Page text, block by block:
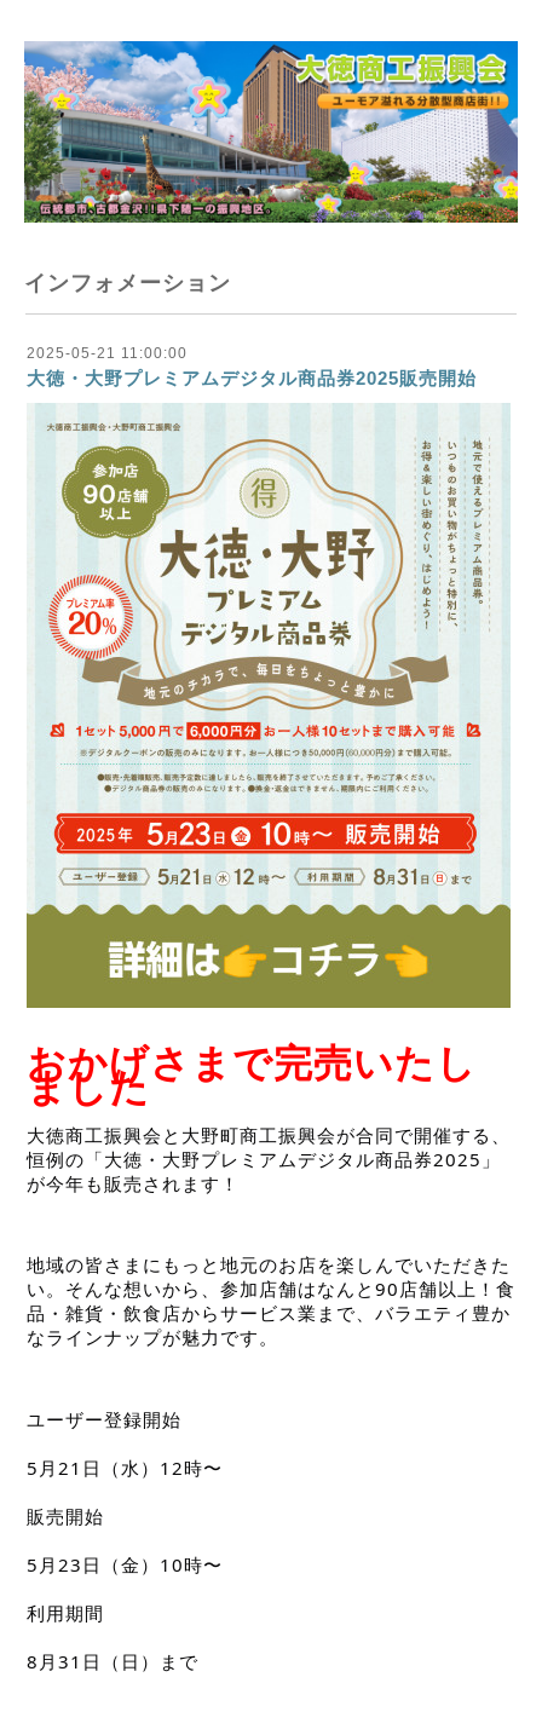
インフォメーション
2025-05-21 11:00:00
大徳・大野プレミアムデジタル商品券2025販売開始
おかげさまで完売いたし
ました
大徳商工振興会と大野町商工振興会が合同で開催する、
恒例の「大徳・大野プレミアムデジタル商品券2025」
が今年も販売されます！
地域の皆さまにもっと地元のお店を楽しんでいただきた
い。そんな想いから、参加店舗はなんと90店舗以上！食
品・雑貨・飲食店からサービス業まで、バラエティ豊か
なラインナップが魅力です。
ユーザー登録開始
5月21日（水）12時〜
販売開始
5月23日（金）10時〜
利用期間
8月31日（日）まで